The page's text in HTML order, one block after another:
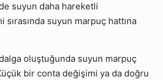
suyun daha hareketli
suyun marpuç hattına
oluştuğunda suyun marpuç
bir conta değişimi ya da doğru